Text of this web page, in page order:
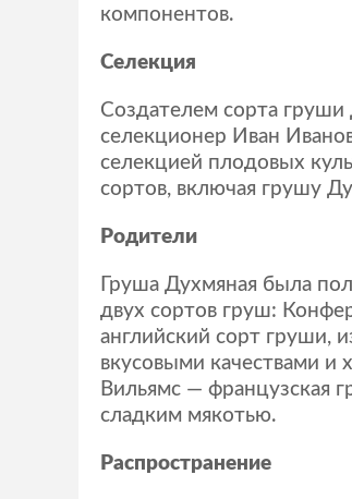
компонентов.
Селекция
Создателем сорта груши
селекционер Иван
селекцией плодовых
сортов, включая грушу
Родители
Груша Духмяная была
двух сортов груш:
английский сорт груши,
вкусовыми качествами и
Вильямс — французская
сладким мякотью.
Распространение